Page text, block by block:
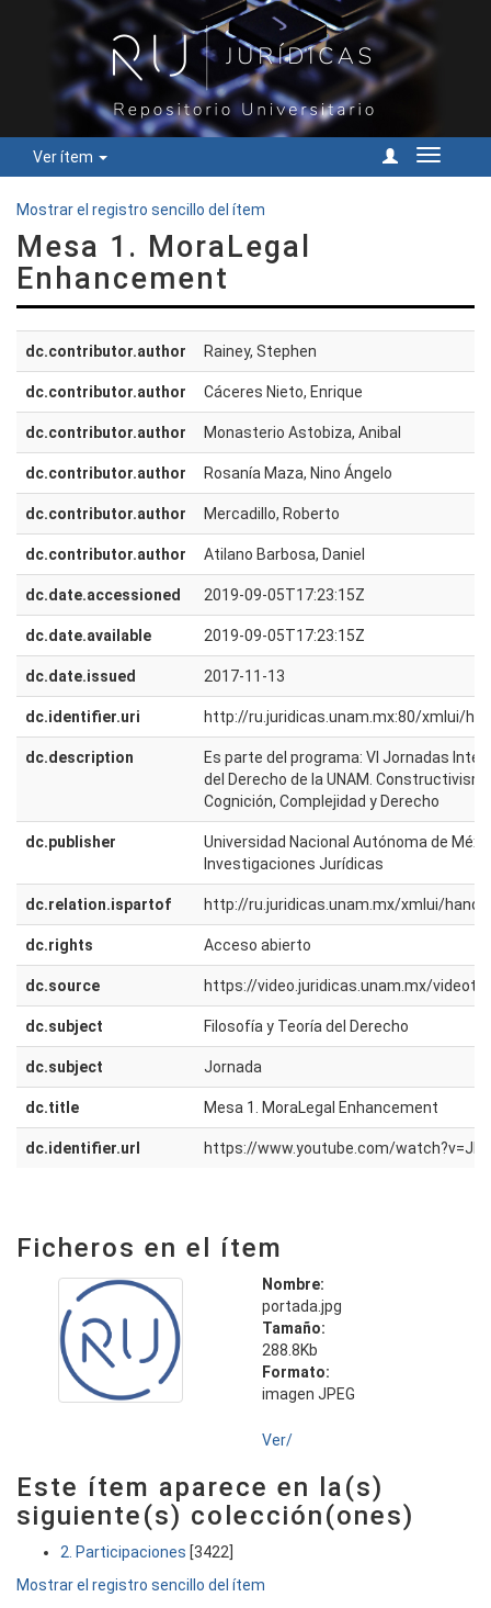
Ver ítem
Cambiar
Mostrar el registro sencillo del ítem
Mesa 1. MoraLegal
Enhancement
dc.contributor.author Rainey, Stephen
dc.contributor.author Cáceres Nieto, Enrique
dc.contributor.author Monasterio Astobiza, Anibal
dc.contributor.author Rosanía Maza, Nino Ángelo
dc.contributor.author Mercadillo, Roberto
dc.contributor.author Atilano Barbosa, Daniel
dc.date.accessioned 2019-09-05T17:23:15Z
dc.date.available 2019-09-05T17:23:15Z
dc.date.issued 2017-11-13
dc.identifier.uri http://ru.juridicas.unam.mx:80/xmlui/
dc.description
Es parte del programa: VI Jornadas
del Derecho de la UNAM.
Cognición, Complejidad y Derecho
dc.publisher
Universidad Nacional Autónoma de
Investigaciones Jurídicas
dc.relation.ispartof http://ru.juridicas.unam.mx/xmlui/
dc.rights Acceso abierto
dc.source https://video.juridicas.unam.mx/
dc.subject Filosofía y Teoría del Derecho
dc.subject Jornada
dc.title Mesa 1. MoraLegal Enhancement
dc.identifier.url https://www.youtube.com/
Ficheros en el ítem
Nombre:
portada.jpg
Tamaño:
288.8Kb
Formato:
imagen JPEG
Ver/
Este ítem aparece en la(s)
siguiente(s) colección(ones)
2. Participaciones [3422]
Mostrar el registro sencillo del ítem